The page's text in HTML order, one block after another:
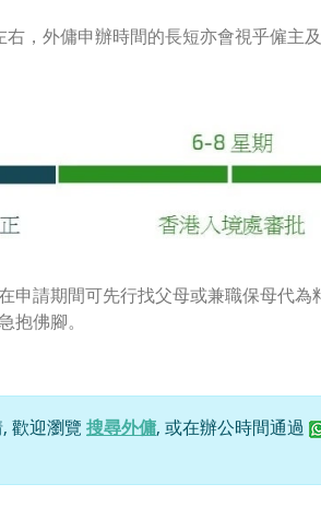
，外傭申辦時間的長短亦會視乎僱主
申請期間可先行找父母或兼職保母代
抱佛腳。
歡迎瀏覽 搜尋外傭, 或在辦公時間通過